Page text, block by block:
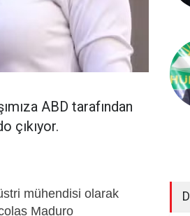
ABD tarafından
çıkıyor.
mühendisi olarak
Maduro